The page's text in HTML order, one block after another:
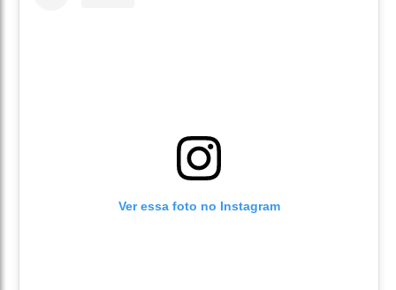
Ver essa foto no Instagram